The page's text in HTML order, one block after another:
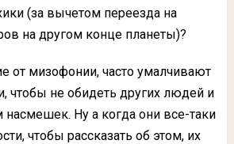
(за вычетом переезда на
на другом конце планеты)?
от мизофонии, часто умалчивают
чтобы не обидеть других людей и
насмешек. Ну а когда они все-таки
чтобы рассказать об этом, их